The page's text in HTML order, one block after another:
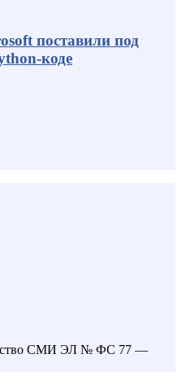
поставили под
коде
СМИ ЭЛ № ФС 77 —